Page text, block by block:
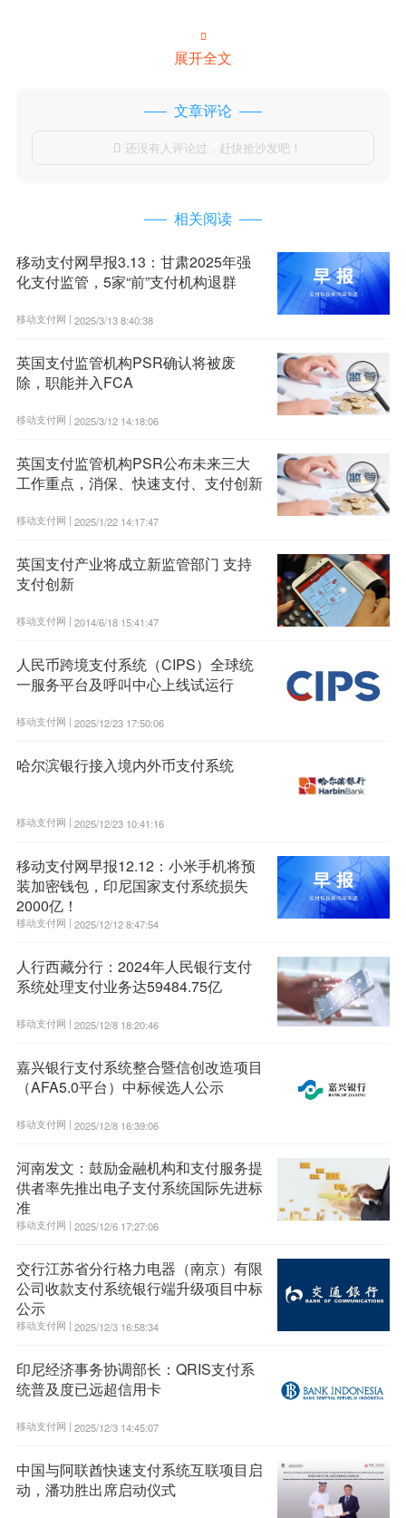

展开全文
文章评论
 还没有人评论过，赶快抢沙发吧！
相关阅读
移动支付网早报3.13：甘肃2025年强
化支付监管，5家“前”支付机构退群
移动支付网 | 2025/3/13 8:40:38
英国支付监管机构PSR确认将被废
除，职能并入FCA
移动支付网 | 2025/3/12 14:18:06
英国支付监管机构PSR公布未来三大
工作重点，消保、快速支付、支付创新
移动支付网 | 2025/1/22 14:17:47
英国支付产业将成立新监管部门 支持
支付创新
移动支付网 | 2014/6/18 15:41:47
人民币跨境支付系统（CIPS）全球统
一服务平台及呼叫中心上线试运行
移动支付网 | 2025/12/23 17:50:06
哈尔滨银行接入境内外币支付系统
移动支付网 | 2025/12/23 10:41:16
移动支付网早报12.12：小米手机将预
装加密钱包，印尼国家支付系统损失
2000亿！
移动支付网 | 2025/12/12 8:47:54
人行西藏分行：2024年人民银行支付
系统处理支付业务达59484.75亿
移动支付网 | 2025/12/8 18:20:46
嘉兴银行支付系统整合暨信创改造项目
（AFA5.0平台）中标候选人公示
移动支付网 | 2025/12/8 16:39:06
河南发文：鼓励金融机构和支付服务提
供者率先推出电子支付系统国际先进标
准
移动支付网 | 2025/12/6 17:27:06
交行江苏省分行格力电器（南京）有限
公司收款支付系统银行端升级项目中标
公示
移动支付网 | 2025/12/3 16:58:34
印尼经济事务协调部长：QRIS支付系
统普及度已远超信用卡
移动支付网 | 2025/12/3 14:45:07
中国与阿联酋快速支付系统互联项目启
动，潘功胜出席启动仪式